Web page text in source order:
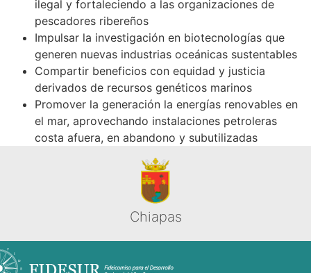
ilegal y fortaleciendo a las organizaciones de
pescadores ribereños
Impulsar la investigación en biotecnologías que
generen nuevas industrias oceánicas sustentables
Compartir beneficios con equidad y justicia
derivados de recursos genéticos marinos
Promover la generación la energías renovables en
el mar, aprovechando instalaciones petroleras
costa afuera, en abandono y subutilizadas
Chiapas